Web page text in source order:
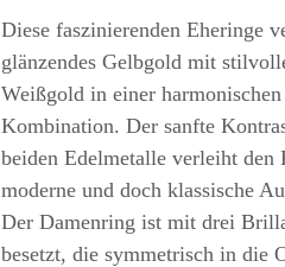
Diese faszinierenden Eheringe
glänzendes Gelbgold mit
Weißgold in einer harmonischen
Kombination. Der sanfte
beiden Edelmetalle verleiht den
moderne und doch klassische
Der Damenring ist mit drei
besetzt, die symmetrisch in die